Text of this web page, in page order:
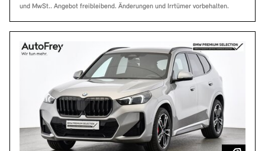
und MwSt.. Angebot freibleibend. Änderungen und Irrtümer vorbehalten.